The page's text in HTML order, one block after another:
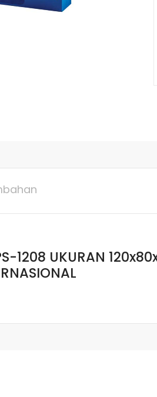
1208 UKURAN